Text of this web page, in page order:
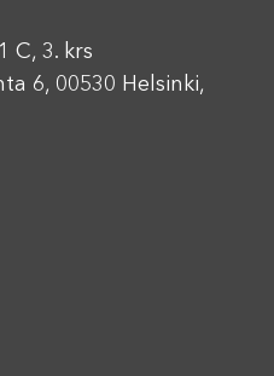
C, 3. krs
6, 00530 Helsinki,